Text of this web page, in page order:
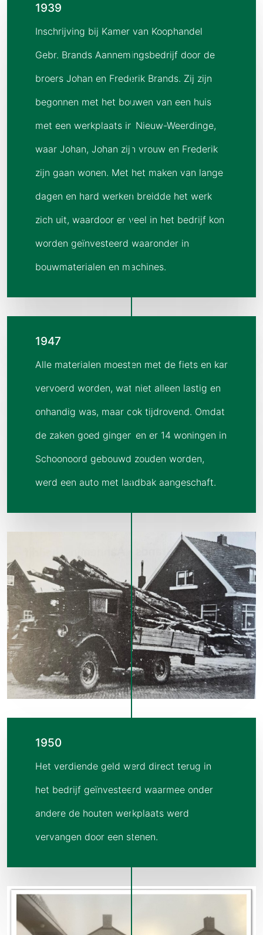
1939
Inschrijving bij Kamer van Koophandel
Gebr. Brands Aannemingsbedrijf door de
broers Johan en Frederik Brands. Zij zijn
begonnen met het bouwen van een huis
met een werkplaats in Nieuw-Weerdinge,
waar Johan, Johan zijn vrouw en Frederik
zijn gaan wonen. Met het maken van lange
dagen en hard werken breidde het werk
zich uit, waardoor er veel in het bedrijf kon
worden geïnvesteerd waaronder in
bouwmaterialen en machines.
1947
Alle materialen moesten met de fiets en kar
vervoerd worden, wat niet alleen lastig en
onhandig was, maar ook tijdrovend. Omdat
de zaken goed gingen en er 14 woningen in
Schoonoord gebouwd zouden worden,
werd een auto met laadbak aangeschaft.
1950
Het verdiende geld werd direct terug in
het bedrijf geïnvesteerd waarmee onder
andere de houten werkplaats werd
vervangen door een stenen.